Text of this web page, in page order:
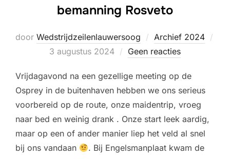
bemanning Rosveto
door Wedstrijdzeilenlauwersoog
Archief 2024
Geplaatst
3 augustus 2024 Geen reacties
Vrijdagavond na een gezellige meeting op de
Osprey in de buitenhaven hebben we ons serieus
voorbereid op de route, onze maidentrip, vroeg
naar bed en weinig drank . Onze start leek aardig,
maar op een of ander manier liep het veld al snel
bij ons vandaan
. Bij Engelsmanplaat kwam de